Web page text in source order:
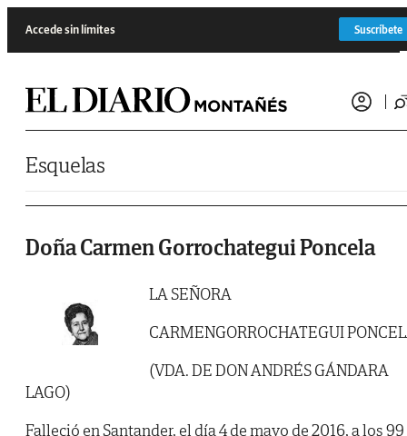
Accede sin límites Suscríbete
Esquelas
Doña Carmen Gorrochategui Poncela
LA SEÑORA
CARMENGORROCHATEGUI
(VDA. DE DON ANDRÉS GÁNDARA
LAGO)
Falleció en Santander, el día 4 de mayo de 2016, a los 99